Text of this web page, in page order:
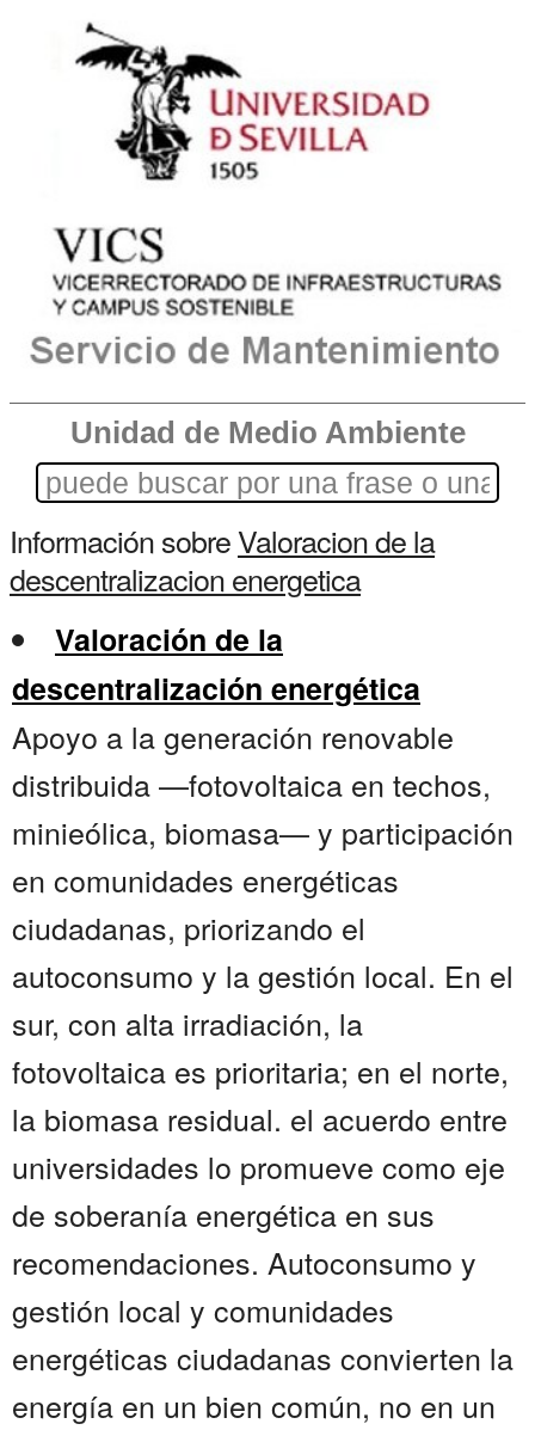
Unidad de Medio Ambiente
Información sobreValoracion de la
descentralizacion energetica
Valoración de la
descentralización energética
Apoyo a la generación renovable
distribuida —fotovoltaica en techos,
minieólica, biomasa— y participación
en comunidades energéticas
ciudadanas, priorizando el
autoconsumo y la gestión local. En el
sur, con alta irradiación, la
fotovoltaica es prioritaria; en el norte,
la biomasa residual. el acuerdo entre
universidades lo promueve como eje
de soberanía energética en sus
recomendaciones. Autoconsumo y
gestión local y comunidades
energéticas ciudadanas convierten la
energía en un bien común, no en un